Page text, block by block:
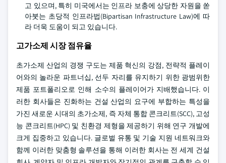
고 있으며, 특히 미국에서는 인프라 보충에 상당한 자원을 쏟
아붓는 초당적 인프라법(Bipartisan Infrastructure Law)에 따
라 더욱 도움이 되고 있습니다.
고가소제 시장 점유율
초가소제 산업의 경쟁 구도는 제품 혁신의 강점, 전략적 플레이
어와의 놀라운 파트너십, 선두 자리를 유지하기 위한 광범위한
제품 포트폴리오로 인해 소수의 플레이어가 지배했습니다. 이
러한 회사들은 진화하는 건설 산업의 요구에 부합하는 특성을
가진 새로운 시대의 초가소제, 즉 자체 통합 콘크리트(SCC), 고성
능 콘크리트(HPC) 및 친환경 제형을 제공하기 위해 연구 개발에
크게 집중하고 있습니다. 글로벌 유통 및 기술 지원 네트워크와
함께 이러한 맞춤형 솔루션을 통해 이러한 회사는 전 세계 건설